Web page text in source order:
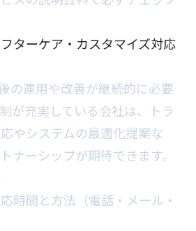
ターケア・カスタマイズ対応
の運用や改善が継続的に必要
が充実している会社は、トラ
やシステムの最適化提案な
ナーシップが期待できます。
時間と方法（電話・メール・